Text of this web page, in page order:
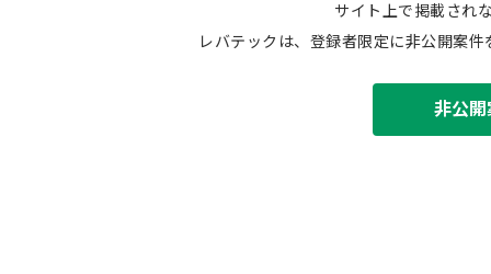
サイト上で掲載され
レバテックは、登録者限定に非公開案
非公